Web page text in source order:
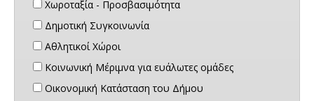
Χωροταξία - Προσβασιμότητα
Δημοτική Συγκοινωνία
Αθλητικοί Χώροι
Κοινωνική Μέριμνα για ευάλωτες ομάδες
Οικονομική Κατάσταση του Δήμου